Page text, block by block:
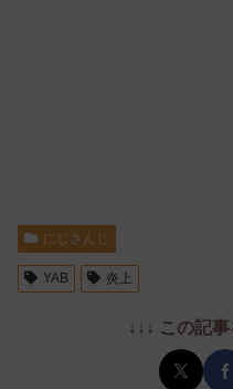
にじさんじ
YAB 炎上
↓↓↓ この記